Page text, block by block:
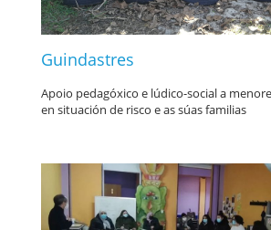
Guindastres
Apoio pedagóxico e lúdico-social a
en situación de risco e as súas familias